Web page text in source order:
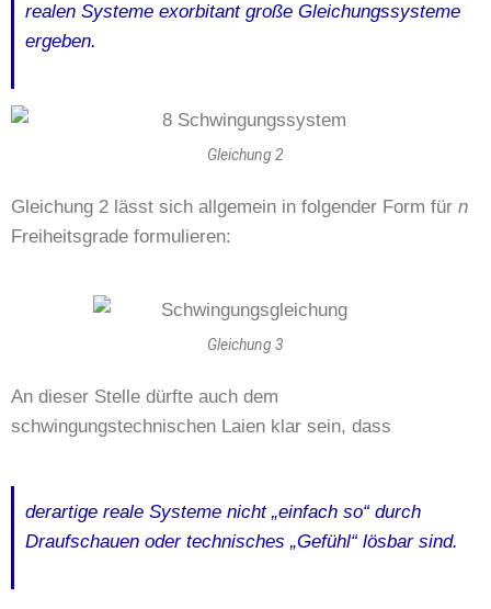
realen Systeme exorbitant große Gleichungssysteme
ergeben.
Gleichung 2
Gleichung 2 lässt sich allgemein in folgender Form für n
Freiheitsgrade formulieren:
Gleichung 3
An dieser Stelle dürfte auch dem
schwingungstechnischen Laien klar sein, dass
derartige reale Systeme nicht „einfach so“ durch
Draufschauen oder technisches „Gefühl“ lösbar sind.